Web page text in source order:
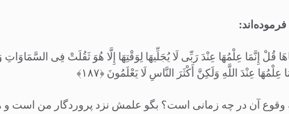
إِنَّمَا عِلْمُهَا عِنْدَ رَبِّی لَا یُجَلِّیهَا لِوَقْتِهَا إِلَّا هُوَ ثَقُلَتْ فِی السَّمَاوَاتِ
عِنْدَ اللَّهِ وَلَکِنَّ أَکْثَرَ النَّاسِ لَا یَعْلَمُونَ ﴿۱۸۷﴾
وقوع آن در چه زمانی است؟ بگو علمش نزد پروردگار من است و